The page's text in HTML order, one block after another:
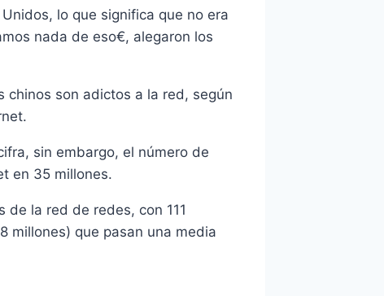
lo que significa que no era
nada de eso€, alegaron los
chinos son adictos a la red, según
sin embargo, el número de
en 35 millones.
de la red de redes, con 111
millones) que pasan una media